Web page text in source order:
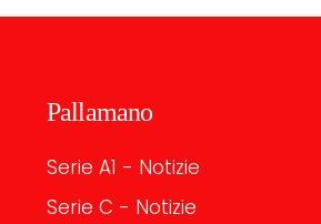
Pallamano
Serie A1 - Notizie
Serie C - Notizie